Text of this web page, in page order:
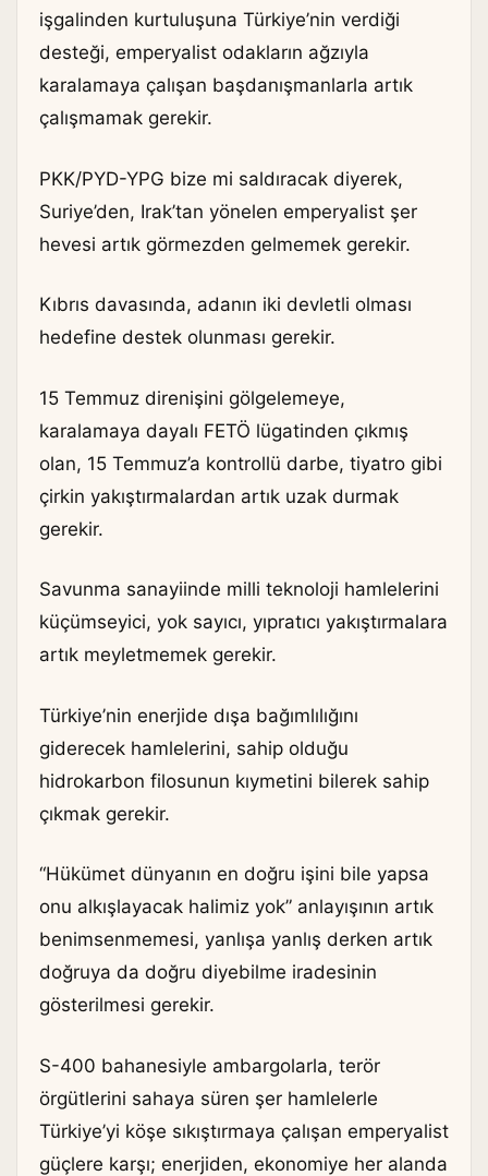
işgalinden kurtuluşuna Türkiye’nin verdiği
desteği, emperyalist odakların ağzıyla
karalamaya çalışan başdanışmanlarla artık
çalışmamak gerekir.
PKK/PYD-YPG bize mi saldıracak diyerek,
Suriye’den, Irak’tan yönelen emperyalist şer
hevesi artık görmezden gelmemek gerekir.
Kıbrıs davasında, adanın iki devletli olması
hedefine destek olunması gerekir.
15 Temmuz direnişini gölgelemeye,
karalamaya dayalı FETÖ lügatinden çıkmış
olan, 15 Temmuz’a kontrollü darbe, tiyatro gibi
çirkin yakıştırmalardan artık uzak durmak
gerekir.
Savunma sanayiinde milli teknoloji hamlelerini
küçümseyici, yok sayıcı, yıpratıcı yakıştırmalara
artık meyletmemek gerekir.
Türkiye’nin enerjide dışa bağımlılığını
giderecek hamlelerini, sahip olduğu
hidrokarbon filosunun kıymetini bilerek sahip
çıkmak gerekir.
“Hükümet dünyanın en doğru işini bile yapsa
onu alkışlayacak halimiz yok” anlayışının artık
benimsenmemesi, yanlışa yanlış derken artık
doğruya da doğru diyebilme iradesinin
gösterilmesi gerekir.
S-400 bahanesiyle ambargolarla, terör
örgütlerini sahaya süren şer hamlelerle
Türkiye’yi köşe sıkıştırmaya çalışan emperyalist
güçlere karşı; enerjiden, ekonomiye her alanda